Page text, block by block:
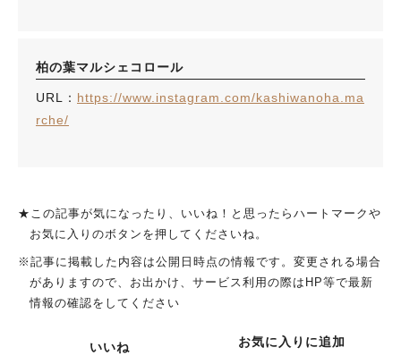
柏の葉マルシェコロール
URL： https://www.instagram.com/kashiwanoha.ma
rche/
★この記事が気になったり、いいね！と思ったらハートマークや
お気に入りのボタンを押してくださいね。
※記事に掲載した内容は公開日時点の情報です。変更される場合
がありますので、お出かけ、サービス利用の際はHP等で最新
情報の確認をしてください
いいね お気に入りに追加